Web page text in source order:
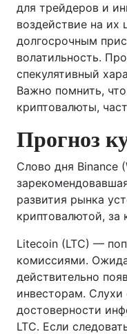
для трейдеров и
воздействие на их
долгосрочным
волатильность.
спекулятивный
Важно помнить,
криптовалюты,
Прогноз
Слово дня Binance
развития рынка
криптовалютой, за
Litecoin (LTC) —
комиссиями.
действительно
инвесторам. Слухи
достоверности
LTC. Если